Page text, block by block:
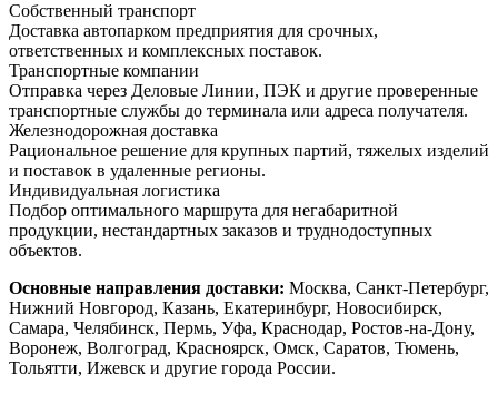
Собственный транспорт
Доставка автопарком предприятия для срочных,
ответственных и комплексных поставок.
Транспортные компании
Отправка через Деловые Линии, ПЭК и другие проверенные
транспортные службы до терминала или адреса получателя.
Железнодорожная доставка
Рациональное решение для крупных партий, тяжелых изделий
и поставок в удаленные регионы.
Индивидуальная логистика
Подбор оптимального маршрута для негабаритной
продукции, нестандартных заказов и труднодоступных
объектов.
Основные направления доставки: Москва, Санкт-Петербург,
Нижний Новгород, Казань, Екатеринбург, Новосибирск,
Самара, Челябинск, Пермь, Уфа, Краснодар, Ростов-на-Дону,
Воронеж, Волгоград, Красноярск, Омск, Саратов, Тюмень,
Тольятти, Ижевск и другие города России.